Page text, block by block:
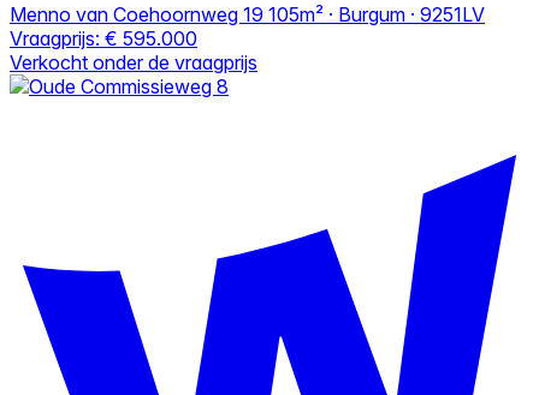
Menno van Coehoornweg 19 105m² · Burgum · 9251LV
Vraagprijs: € 595.000
Verkocht onder de vraagprijs